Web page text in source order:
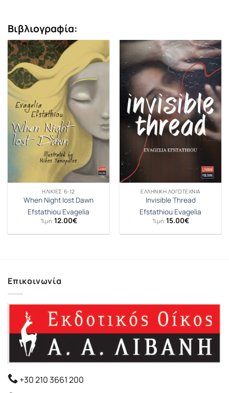
Βιβλιογραφία:
ΗΛΙΚΊΕΣ 6-12
When Night lost Dawn
Efstathiou Evagelia
Τιμή: 12.00€
ΕΛΛΗΝΙΚΉ ΛΟΓΟΤΕΧΝΊΑ
Invisible Thread
Efstathiou Evagelia
Τιμή: 15.00€
Επικοινωνία
+30 210 3661 200